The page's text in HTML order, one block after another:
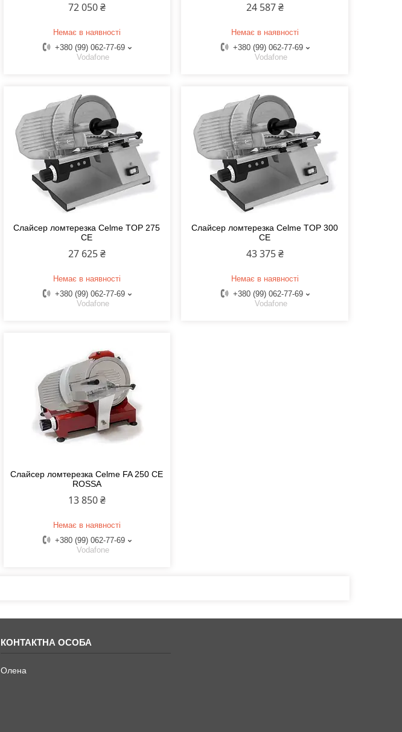
72 050 ₴
Немає в наявності
+380 (99) 062-77-69
Vodafone
24 587 ₴
Немає в наявності
+380 (99) 062-77-69
Vodafone
Слайсер ломтерезка Celme TOP 275
CE
27 625 ₴
Немає в наявності
+380 (99) 062-77-69
Vodafone
Слайсер ломтерезка Celme TOP 300
CE
43 375 ₴
Немає в наявності
+380 (99) 062-77-69
Vodafone
Слайсер ломтерезка Celme FA 250 CE
ROSSA
13 850 ₴
Немає в наявності
+380 (99) 062-77-69
Vodafone
Олена